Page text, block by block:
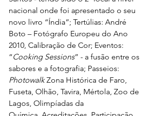
nacional onde foi apresentado o seu
novo livro “Índia”; Tertúlias: André
Boto – Fotógrafo Europeu do Ano
2010, Calibração de Cor; Eventos:
“Cooking Sessions” - a fusão entre os
sabores e a fotografia; Passeios:
Photowalk Zona Histórica de Faro,
Fuseta, Olhão, Tavira, Mértola, Zoo de
Lagos, Olimpíadas da